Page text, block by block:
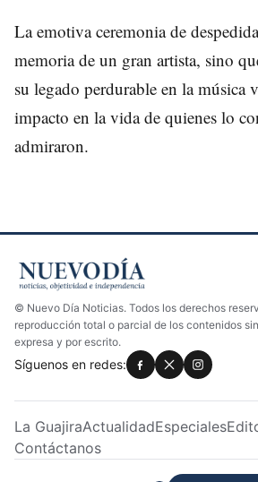
La emotiva ceremonia de
memoria de un gran artista, sino
su legado perdurable en la música
impacto en la vida de quienes lo
admiraron.
© Nuevo Día Noticias. Todos los derechos
reproducción total o parcial de los contenidos
expresa y por escrito.
Síguenos en redes:
La GuajiraActualidadEspeciales
Contáctanos